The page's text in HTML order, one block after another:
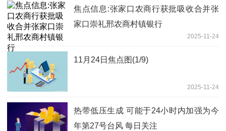
焦点信息:张家口农商行获批吸收合并张
家口崇礼邢农商村镇银行
2025-11-24
11月24日焦点图(1/9)
2025-11-24
热带低压生成 可能于24小时内加强为今
年第27号台风 每日关注